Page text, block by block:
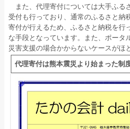
また、代理寄付については大手ふる
受付も行っており、通常のふるさと納
寄付が行えるため、ふるさと納税を行
な手段となっています。また、ポータ
災害支援の場合かからないケースがほ
代理寄付は熊本震災より始まった制